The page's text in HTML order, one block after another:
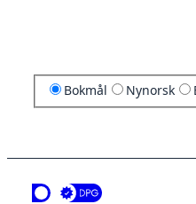
Bokmål Nynorsk